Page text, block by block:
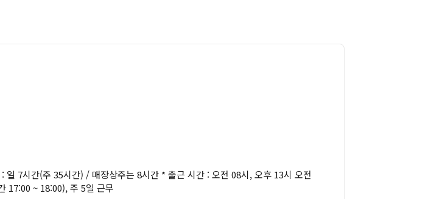
7시간(주 35시간) / 매장상주는 8시간 * 출근 시간 : 오전 08시, 오후 13시 오전
17:00 ~ 18:00), 주 5일 근무